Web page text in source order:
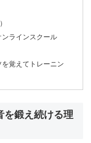
ラインスクール
覚えてトレーニン
を鍛え続ける理